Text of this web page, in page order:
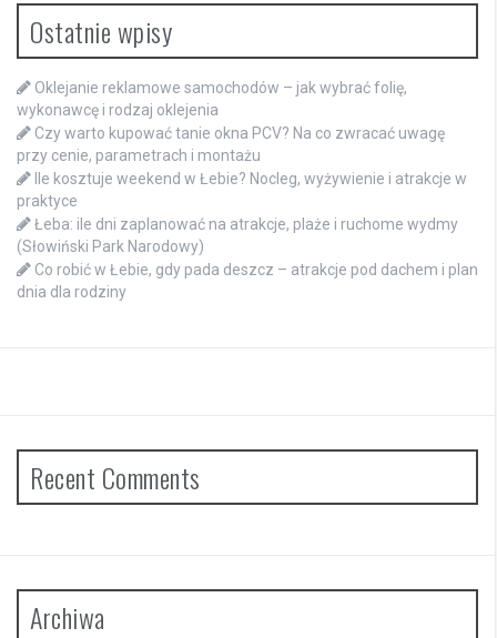
Ostatnie wpisy
Oklejanie reklamowe samochodów – jak wybrać folię,
wykonawcę i rodzaj oklejenia
Czy warto kupować tanie okna PCV? Na co zwracać uwagę
przy cenie, parametrach i montażu
Ile kosztuje weekend w Łebie? Nocleg, wyżywienie i atrakcje w
praktyce
Łeba: ile dni zaplanować na atrakcje, plaże i ruchome wydmy
(Słowiński Park Narodowy)
Co robić w Łebie, gdy pada deszcz – atrakcje pod dachem i plan
dnia dla rodziny
Recent Comments
Archiwa